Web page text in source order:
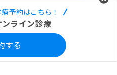
予約はこちら！
ンライン診療
する